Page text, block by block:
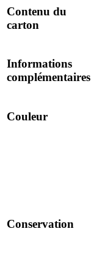
Contenu du
carton
Informations
complémentaires
Couleur
Conservation